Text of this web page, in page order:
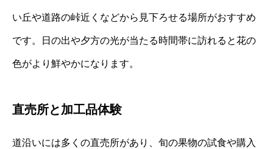
い丘や道路の峠近くなどから見下ろせる場所がおすすめ
です。日の出や夕方の光が当たる時間帯に訪れると花の
色がより鮮やかになります。
直売所と加工品体験
道沿いには多くの直売所があり、旬の果物の試食や購入